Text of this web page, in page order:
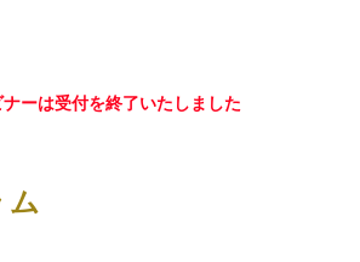
ーは受付を終了いたしました